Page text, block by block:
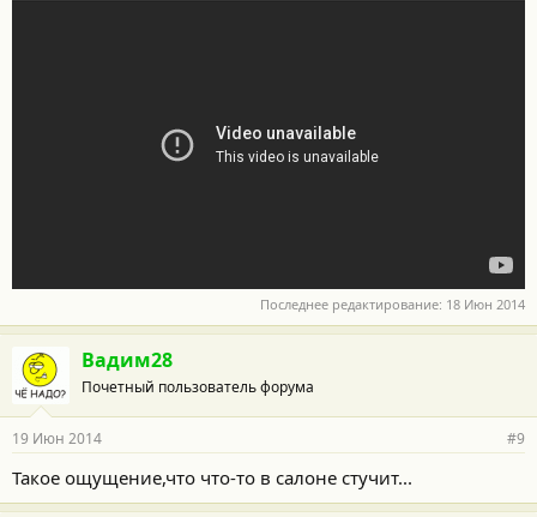
Последнее редактирование: 18 Июн 2014
Вадим28
Почетный пользователь форума
19 Июн 2014 #9
Такое ощущение,что что-то в салоне стучит...